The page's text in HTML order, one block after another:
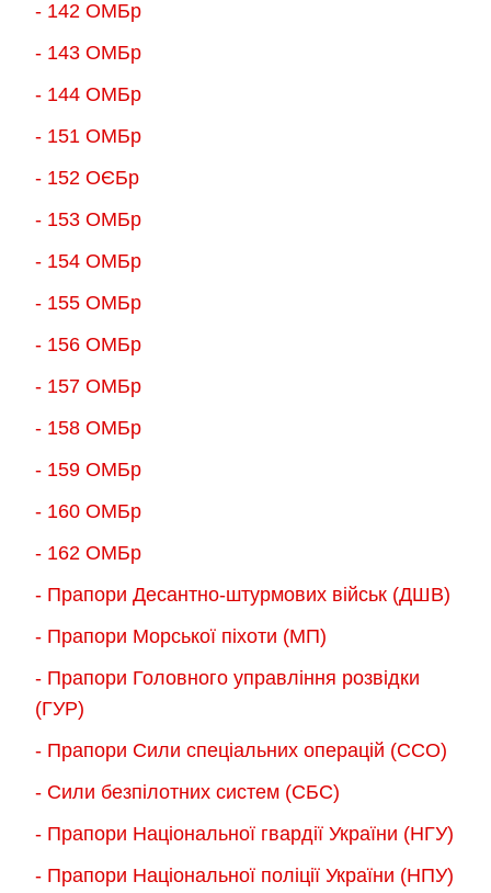
- 142 ОМБр
- 143 ОМБр
- 144 ОМБр
- 151 ОМБр
- 152 ОЄБр
- 153 ОМБр
- 154 ОМБр
- 155 ОMБр
- 156 ОMБр
- 157 ОМБр
- 158 ОМБр
- 159 ОМБр
- 160 ОМБр
- 162 ОМБр
- Прапори Десантно-штурмових військ (ДШВ)
- Прапори Морської піхоти (МП)
- Прапори Головного управління розвідки
(ГУР)
- Прапори Сили спеціальних операцій (ССО)
- Сили безпілотних систем (СБС)
- Прапори Національної гвардії України (НГУ)
- Прапори Національної поліції України (НПУ)